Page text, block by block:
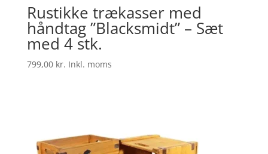
Rustikke trækasser med
håndtag ”Blacksmidt” – Sæt
med 4 stk.
799,00 kr. Inkl. moms